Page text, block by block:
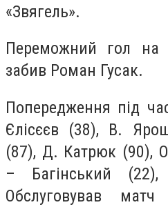
«Звягель».
Переможний гол на
забив Роман Гусак.
Попередження під
Єлісєєв (38), В.
(87), Д. Катрюк (90),
– Багінський
Обслуговував